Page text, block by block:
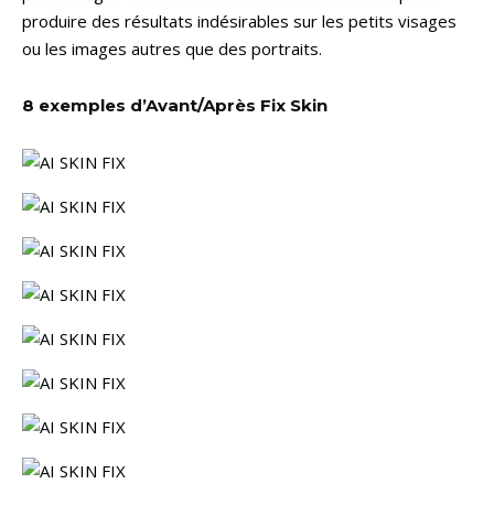
produire des résultats indésirables sur les petits visages
ou les images autres que des portraits.
8 exemples d’Avant/Après Fix Skin